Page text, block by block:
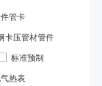
管卡
卡压管材管件
标准预制
热表